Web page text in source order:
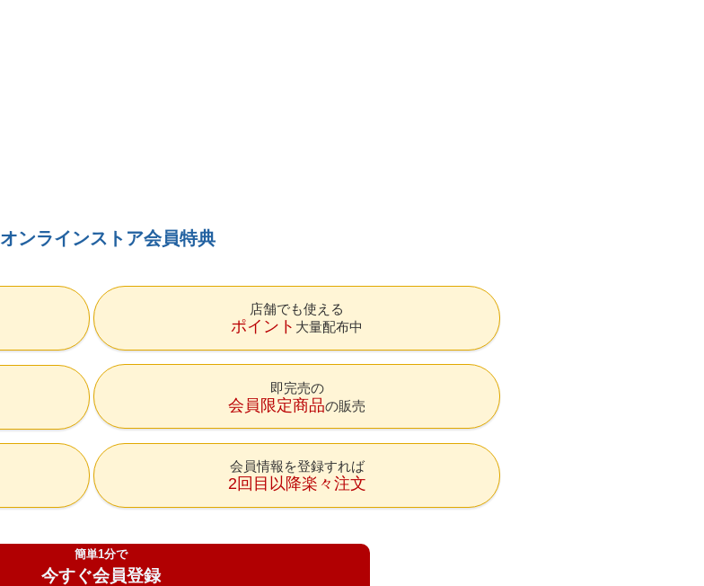
オンラインストア会員特典
店舗でも使える
ポイント 大量配布中
即完売の
会員限定商品の販売
会員情報を登録すれば
2回目以降楽々注文
簡単1分で
今すぐ会員登録